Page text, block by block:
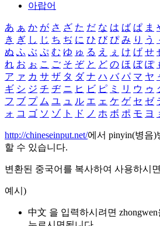
아랍어
あ ぁ か が さ ざ た だ な は ば ぱ ま
き ぎ し じ ち ぢ に ひ び ぴ み り う
ぬ ふ ぶ ぷ む ゆ ゅ る え ぇ け げ せ
れ お ぉ こ ご そ ぞ と ど の ほ ぼ ぽ
ア ァ カ サ ザ タ ダ ナ ハ バ パ マ ヤ
ギ シ ジ チ ヂ ニ ヒ ビ ピ ミ リ ウ ゥ
フ ブ プ ム ユ ュ ル エ ェ ケ ゲ セ ゼ
ォ コ ゴ ソ ゾ ト ド ノ ホ ボ ポ モ ヨ
http://chineseinput.net/에서 pinyin(병음
할 수 있습니다.
변환된 중국어를 복사하여 사용하시
예시)
中文 을 입력하시려면 zhongwen